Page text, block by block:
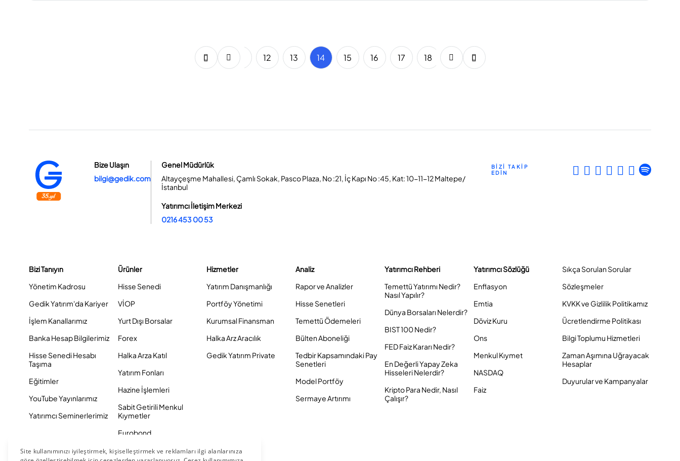
10 11 12 13 14 15 16 17 18 19 20
Bize Ulaşın
bilgi@gedik.com
Genel Müdürlük
Altayçeşme Mahallesi, Çamlı Sokak, Pasco Plaza, No :21, İç Kapı No :45, Kat: 10-11-12 Maltepe/
İstanbul
Yatırımcı İletişim Merkezi
0216 453 00 53
BİZİ TAKİP
EDİN
Bizi Tanıyın
Yönetim Kadrosu
Gedik Yatırım'da Kariyer
İşlem Kanallarımız
Banka Hesap Bilgilerimiz
Hisse Senedi Hesabı
Taşıma
Eğitimler
YouTube Yayınlarımız
Yatırımcı Seminerlerimiz
Ürünler
Hisse Senedi
VİOP
Yurt Dışı Borsalar
Forex
Halka Arza Katıl
Yatırım Fonları
Hazine İşlemleri
Sabit Getirili Menkul
Kıymetler
Eurobond
Tahvil ve Bono
Hizmetler
Yatırım Danışmanlığı
Portföy Yönetimi
Kurumsal Finansman
Halka Arz Aracılık
Gedik Yatırım Private
Analiz
Rapor ve Analizler
Hisse Senetleri
Temettü Ödemeleri
Bülten Aboneliği
Tedbir Kapsamındaki Pay
Senetleri
Model Portföy
Sermaye Artırımı
Yatırımcı Rehberi
Temettü Yatırımı Nedir?
Nasıl Yapılır?
Dünya Borsaları Nelerdir?
BIST 100 Nedir?
FED Faiz Kararı Nedir?
En Değerli Yapay Zeka
Hisseleri Nelerdir?
Kripto Para Nedir, Nasıl
Çalışır?
Yatırımcı Sözlüğü
Enflasyon
Emtia
Döviz Kuru
Ons
Menkul Kıymet
NASDAQ
Faiz
Sıkça Sorulan Sorular
Sözleşmeler
KVKK ve Gizlilik Politikamız
Ücretlendirme Politikası
Bilgi Toplumu Hizmetleri
Zaman Aşımına Uğrayacak
Hesaplar
Duyurular ve Kampanyalar